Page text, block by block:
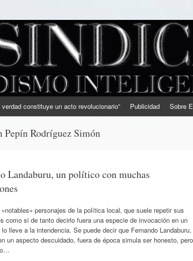
constituye un acto revolucionario” Publicidad Sobre
Pepín Rodríguez Simón
Landaburu, un político con muchas
personajes de la política local, que suele repetir sus
como si de tanto decirlo fuera una especie de invocación en un
lo lleve a la intendencia. Se puede decir que Fernando Landaburu,
un aspecto descuidado, fuera de época simula ser honesto, pero